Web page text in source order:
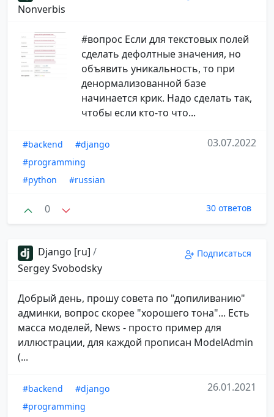
Nonverbis
#вопрос Если для текстовых полей
сделать дефолтные значения, но
объявить уникальность, то при
денормализованной базе
начинается крик. Надо сделать так,
чтобы если кто-то что...
#backend
#django
#programming
#python
#russian
03.07.2022
0 30 ответов
Django [ru] /
Sergey Svobodsky
Подписаться
Добрый день, прошу совета по "допиливанию"
админки, вопрос скорее "хорошего тона"... Есть
масса моделей, News - просто пример для
иллюстрации, для каждой прописан ModelAdmin
(...
#backend
#django
#programming
26.01.2021